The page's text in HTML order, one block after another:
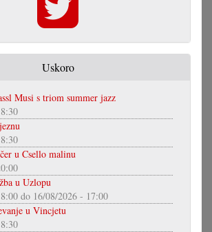
Uskoro
Musi s triom summer jazz
u Csello malinu
u Uzlopu
do 16/08/2026 - 17:00
u Vincjetu